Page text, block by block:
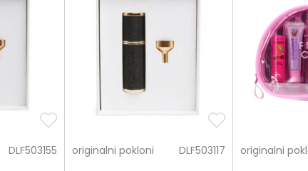
DLF503155 originalni pokloni DLF503117 originalni